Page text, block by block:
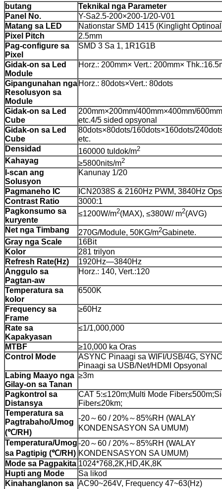
butang
Teknikal nga Parameter
Panel No.
Y-Sa2.5-200×200-1/20-V01
Matang sa LED
Nationstar SMD 1415 (Kinglight
Pixel Pitch
2.5mm
Pag-configure sa
Pixel
SMD 3 Sa 1, 1R1G1B
Gidak-on sa Led
Module
Horz.: 200mm× Vert.: 200mm×
Gipangunahan nga
Resolusyon sa
Module
Horz.: 80dots×Vert.: 80dots
Gidak-on sa Led
Cube
200mm×200mm/400mm×400mm/
etc.4/5 sided opsyonal
Gidak-on sa Led
Cube
80dots×80dots/160dots×160dots/
etc.
Densidad
160000 tuldok/m2
Kahayag ≥5800nits/m2
I-scan ang
Solusyon
Kanunay 1/20
Pagmaneho IC
ICN2038S & 2160Hz PWM, 3840Hz
Contrast Ratio
3000:1
Pagkonsumo sa
kuryente
≤1200W/m2(MAX), ≤380W/ m2(AVG)
Net nga Timbang
270G/Module, 50KG/m2Gabinete.
Gray nga Scale
16Bit
Kolor
281 trilyon
Refresh Rate(Hz)
1920Hz—3840Hz
Anggulo sa
Pagtan-aw
Horz.: 140, Vert.:120
Temperatura sa
kolor
6500K
Frequency sa
Frame
≥60Hz
Rate sa
Kapakyasan
≤1/1,000,000
MTBF
≥10,000 ka Oras
Control Mode
ASYNC Pinaagi sa WIFI/USB/4G,
Pinaagi sa USB/Net/HDMI Opsyonal
Labing Maayo nga
Gilay-on sa Tanan
≥3m
Pagkontrol sa
Distansya
CAT 5:≤120m;Multi Mode
Fiber≤20km;
Temperatura sa
Pagtrabaho/Umog
(℃/RH)
-20～60 / 20%～85%RH (WALAY
KONDENSASYON SA UMUM)
Temperatura/Umog
sa Pagtipig (℃/RH)
-20～60 / 20%～85%RH (WALAY
KONDENSASYON SA UMUM)
Mode sa Pagpakita 1024*768,2K,HD,4K,8K
Hupti ang Mode
Sa likod
Kinahanglanon sa AC90~264V, Frequency 47~63(Hz)